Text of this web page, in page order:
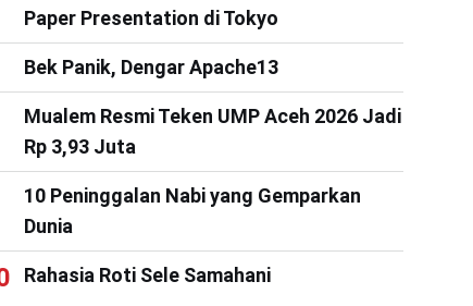
Paper Presentation di Tokyo
Bek Panik, Dengar Apache13
Mualem Resmi Teken UMP Aceh 2026 Jadi
Rp 3,93 Juta
10 Peninggalan Nabi yang Gemparkan
Dunia
Rahasia Roti Sele Samahani